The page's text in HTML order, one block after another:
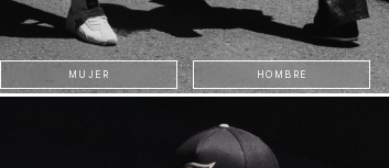
MUJER HOMBRE